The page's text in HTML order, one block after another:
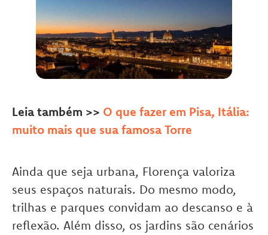
Leia também >> O que fazer em Pisa, Itália:
muito mais que sua famosa Torre
Ainda que seja urbana, Florença valoriza
seus espaços naturais. Do mesmo modo,
trilhas e parques convidam ao descanso e à
reflexão. Além disso, os jardins são cenários